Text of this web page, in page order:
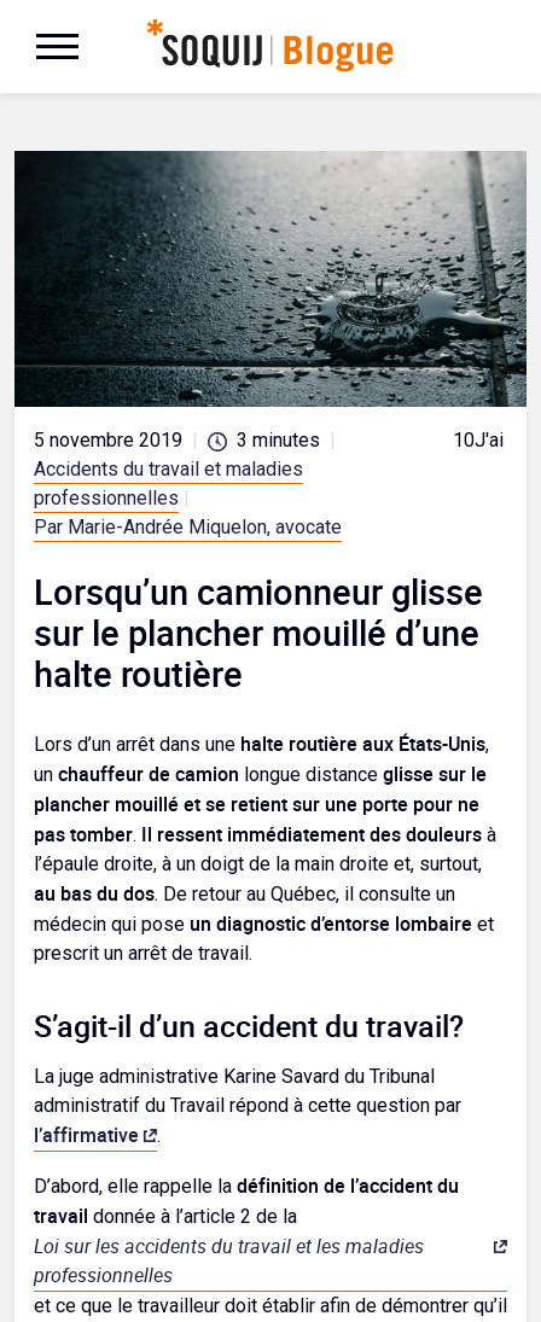
5 novembre 2019 3 minutes
Accidents du travail et maladies
professionnelles
Par Marie-Andrée Miquelon, avocate
10J'aime
Lorsqu’un camionneur glisse
sur le plancher mouillé d’une
halte routière
Lors d’un arrêt dans une halte routière aux États-Unis,
un chauffeur de camion longue distance glisse sur le
plancher mouillé et se retient sur une porte pour ne
pas tomber. Il ressent immédiatement des douleurs à
l’épaule droite, à un doigt de la main droite et, surtout,
au bas du dos. De retour au Québec, il consulte un
médecin qui pose un diagnostic d’entorse lombaire et
prescrit un arrêt de travail.
S’agit-il d’un accident du travail?
La juge administrative Karine Savard du Tribunal
administratif du Travail répond à cette question par
l’affirmative .
D’abord, elle rappelle la définition de l’accident du
travail donnée à l’article 2 de la
Loi sur les accidents du travail et les maladies
professionnelles
et ce que le travailleur doit établir afin de démontrer qu’il